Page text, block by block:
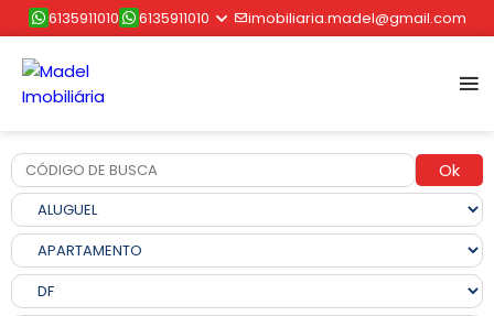
6135911010 6135911010 imobiliaria.madel@gmail.com
Ok